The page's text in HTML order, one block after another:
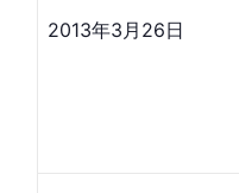
2013年3月26日